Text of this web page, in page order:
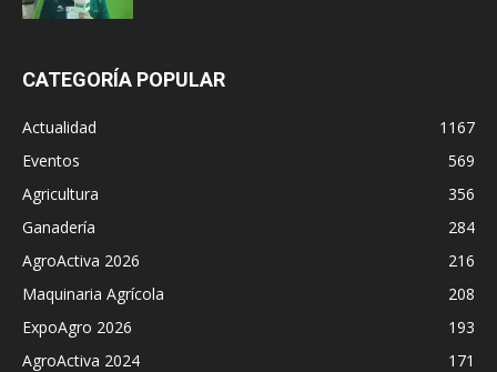
CATEGORÍA POPULAR
Actualidad
1167
Eventos
569
Agricultura
356
Ganadería
284
AgroActiva 2026
216
Maquinaria Agrícola
208
ExpoAgro 2026
193
AgroActiva 2024
171